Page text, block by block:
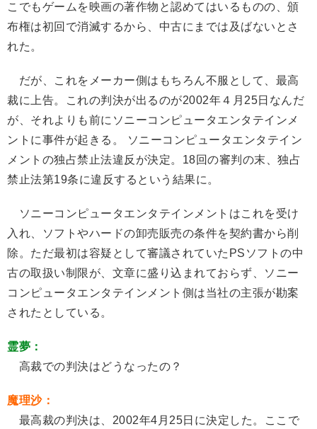
こでもゲームを映画の著作物と認めてはいるものの、頒
布権は初回で消滅するから、中古にまでは及ばないとさ
れた。
だが、これをメーカー側はもちろん不服として、最高
裁に上告。これの判決が出るのが2002年４月25日なんだ
が、それよりも前にソニーコンピュータエンタテインメ
ントに事件が起きる。 ソニーコンピュータエンタテイン
メントの独占禁止法違反が決定。18回の審判の末、独占
禁止法第19条に違反するという結果に。
ソニーコンピュータエンタテインメントはこれを受け
入れ、ソフトやハードの卸売販売の条件を契約書から削
除。ただ最初は容疑として審議されていたPSソフトの中
古の取扱い制限が、文章に盛り込まれておらず、ソニー
コンピュータエンタテインメント側は当社の主張が勘案
されたとしている。
霊夢：
高裁での判決はどうなったの？
魔理沙：
最高裁の判決は、2002年4月25日に決定した。ここで